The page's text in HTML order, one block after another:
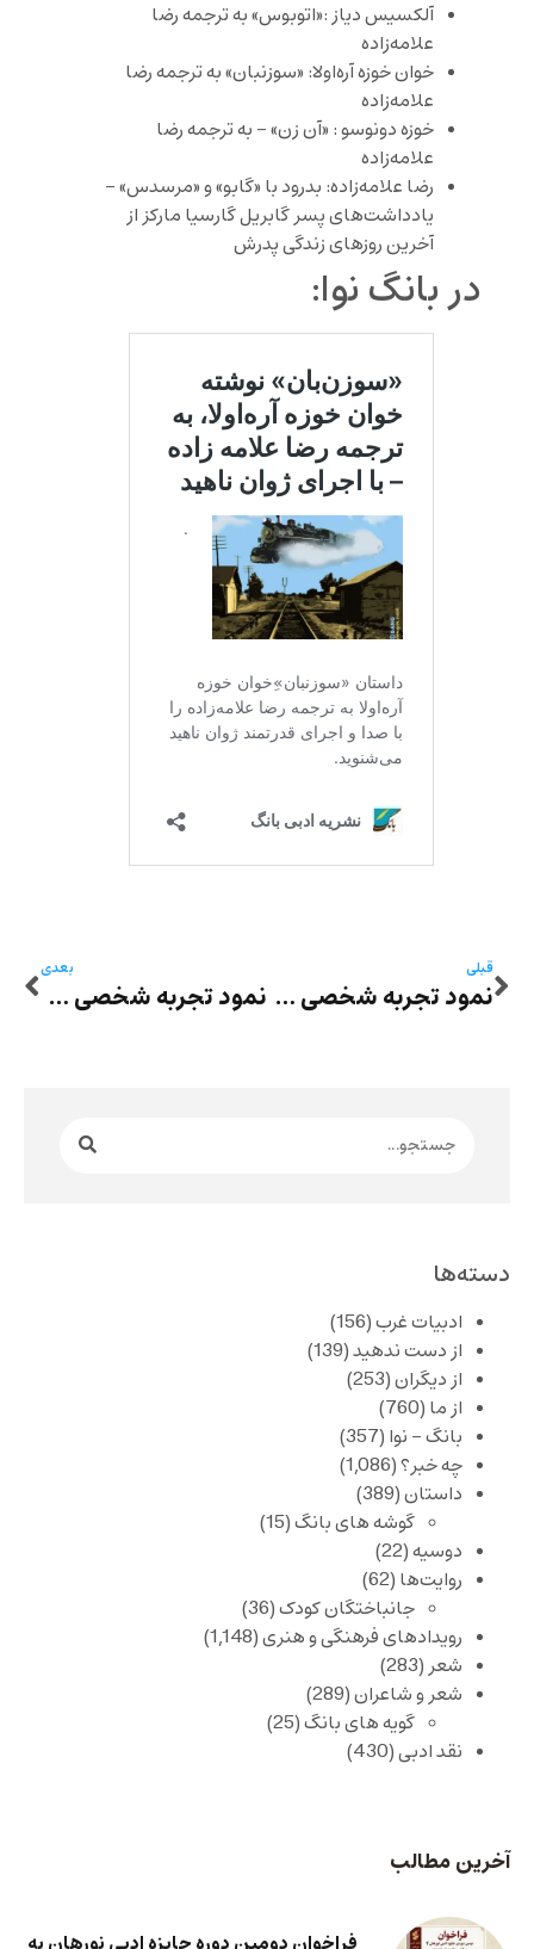
آلکسیس دیاز :«اتوبوس» به ترجمه رضا
علامه‌زاده
خوان خوزه آره‌اولا: «سوزنبان» به ترجمه رضا
علامه‌زاده
خوزه دونوسو : «آن زن» – به ترجمه رضا
علامه‌زاده
رضا علامه‌زاده: بدرود با «گابو» و «مرسدس» –
یادداشت‌هاى پسر گابریل گارسیا مارکز از
آخرین روزهاى زندگى پدرش
در بانگ نوا:
قبلی
نمود تجربه شخصی در داستان‌نویسی – احمد خلفانی: با داستان‌نویسی می‌توان تجربه‌‌های ناتمام را به سرانجام رساند
بعدی
نمود تجربه شخصی در داستان‌نویسی – بیژن بیجاری: متن مبتنی فقط بر واقعیتِ صرف، دست بالا یک”گزارش ِجدی”‌ست
دسته‌ها
ادبیات غرب(156)
از دست ندهید(139)
از دیگران(253)
از ما (760)
بانگ – نوا (357)
چه خبر؟(1,086)
داستان(389)
گوشه های بانگ(15)
دوسیه(22)
روایت‌ها (62)
جانباختگان کودک(36)
رویدادهای فرهنگی و هنری(1,148)
شعر(283)
شعر و شاعران(289)
گویه های بانگ(25)
نقد ادبی(430)
آخرین مطالب